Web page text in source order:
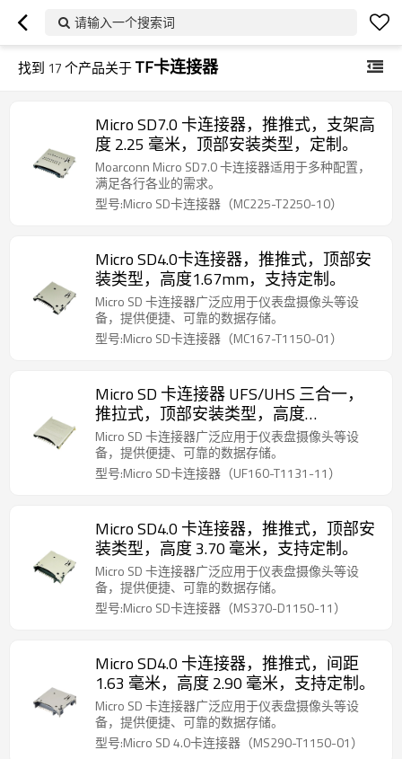
请输入一个搜索词
找到 17个产品关于TF卡连接器
Micro SD7.0 卡连接器，推推式，支架高
度 2.25 毫米，顶部安装类型，定制。
Moarconn Micro SD7.0 卡连接器适用于多种配置，
满足各行各业的需求。
型号:Micro SD卡连接器（MC225-T2250-10）
Micro SD4.0卡连接器，推推式，顶部安
装类型，高度1.67mm，支持定制。
Micro SD 卡连接器广泛应用于仪表盘摄像头等设
备，提供便捷、可靠的数据存储。
型号:Micro SD卡连接器（MC167-T1150-01）
Micro SD 卡连接器 UFS/UHS 三合一，
推拉式，顶部安装类型，高度
1.60mm，支持定制
Micro SD 卡连接器广泛应用于仪表盘摄像头等设
备，提供便捷、可靠的数据存储。
型号:Micro SD卡连接器（UF160-T1131-11）
Micro SD4.0 卡连接器，推推式，顶部安
装类型，高度 3.70 毫米，支持定制。
Micro SD 卡连接器广泛应用于仪表盘摄像头等设
备，提供便捷、可靠的数据存储。
型号:Micro SD卡连接器（MS370-D1150-11）
Micro SD4.0 卡连接器，推推式，间距
1.63 毫米，高度 2.90 毫米，支持定制。
Micro SD 卡连接器广泛应用于仪表盘摄像头等设
备，提供便捷、可靠的数据存储。
型号:Micro SD 4.0卡连接器（MS290-T1150-01）